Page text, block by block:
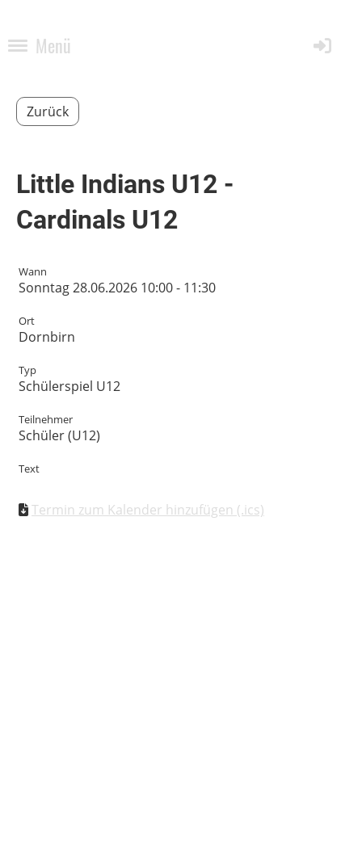
Menü
Zurück
Little Indians U12 -
Cardinals U12
Wann
Sonntag 28.06.2026 10:00 - 11:30
Ort
Dornbirn
Typ
Schülerspiel U12
Teilnehmer
Schüler (U12)
Text
Termin zum Kalender hinzufügen (.ics)